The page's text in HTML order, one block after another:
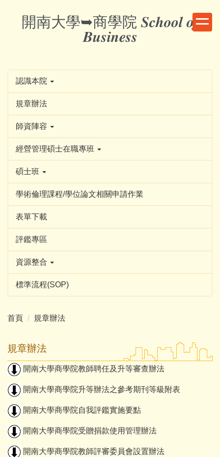
開南大學➥商學院 𝑺𝒄𝒉𝒐𝒐𝒍 𝒐𝒇
𝑩𝒖𝒔𝒊𝒏𝒆𝒔𝒔
認識本院
規章辦法
師資陣容
經營管理碩士在職專班
碩士班
學術倫理課程/學位論文相關申請作業
表單下載
評鑑專區
資源整合
標準流程(SOP)
首頁 規章辦法
規章辦法
開南大學商學院教師聘任及升等審查辦法
開南大學商學院升等辦法之參考期刊等級附表
開南大學商學院自我評鑑實施要點
開南大學商學院受贈捐款使用管理辦法
開南大學商學院教師評審委員會設置辦法